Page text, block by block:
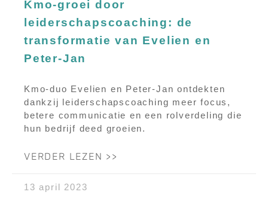
Kmo-groei door
leiderschapscoaching: de
transformatie van Evelien en
Peter-Jan
Kmo-duo Evelien en Peter-Jan ontdekten
dankzij leiderschapscoaching meer focus,
betere communicatie en een rolverdeling die
hun bedrijf deed groeien.
VERDER LEZEN >>
13 april 2023